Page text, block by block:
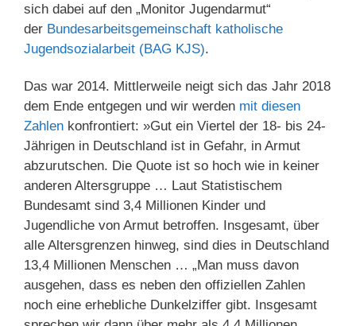
sich dabei auf den „Monitor Jugendarmut“
der Bundesarbeitsgemeinschaft katholische
Jugendsozialarbeit (BAG KJS).
Das war 2014. Mittlerweile neigt sich das Jahr 2018
dem Ende entgegen und wir werden mit diesen
Zahlen konfrontiert: »Gut ein Viertel der 18- bis 24-
Jährigen in Deutschland ist in Gefahr, in Armut
abzurutschen. Die Quote ist so hoch wie in keiner
anderen Altersgruppe … Laut Statistischem
Bundesamt sind 3,4 Millionen Kinder und
Jugendliche von Armut betroffen. Insgesamt, über
alle Altersgrenzen hinweg, sind dies in Deutschland
13,4 Millionen Menschen … „Man muss davon
ausgehen, dass es neben den offiziellen Zahlen
noch eine erhebliche Dunkelziffer gibt. Insgesamt